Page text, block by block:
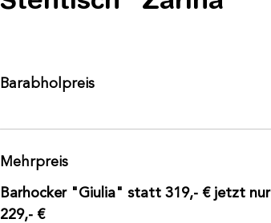
Barabholpreis
Mehrpreis
Barhocker "Giulia" statt 319,- € jetzt nur
229,- €